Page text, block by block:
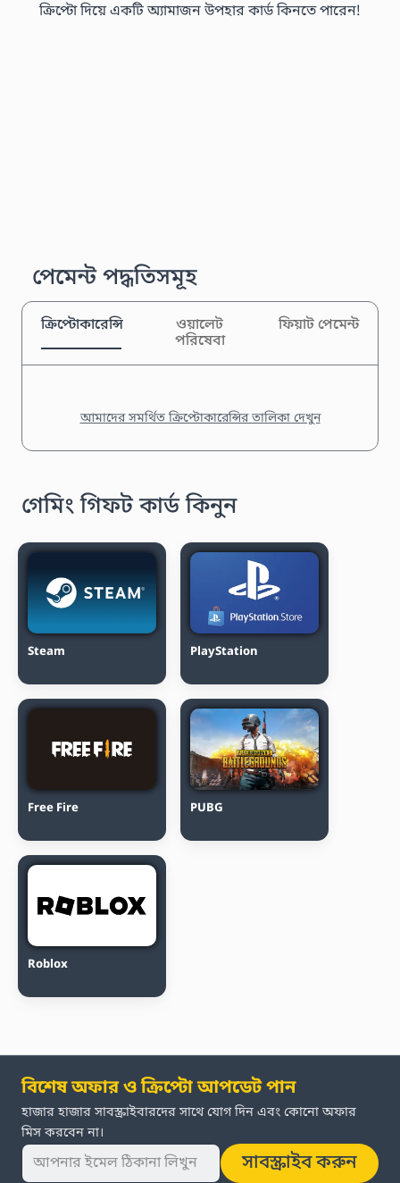
ক্রিপ্টো দিয়ে একটি অ্যামাজন উপহার কার্ড কিনতে পারেন!
পেমেন্ট পদ্ধতিসমূহ
ক্রিপ্টোকারেন্সি
ওয়ালেট
পরিষেবা
ফিয়াট পেমেন্ট
আমাদের সমর্থিত ক্রিপ্টোকারেন্সির তালিকা দেখুন
গেমিং গিফট কার্ড কিনুন
Steam PlayStation
Free Fire PUBG
Roblox
বিশেষ অফার ও ক্রিপ্টো আপডেট পান
হাজার হাজার সাবস্ক্রাইবারদের সাথে যোগ দিন এবং কোনো অফার
মিস করবেন না।
সাবস্ক্রাইব করুন